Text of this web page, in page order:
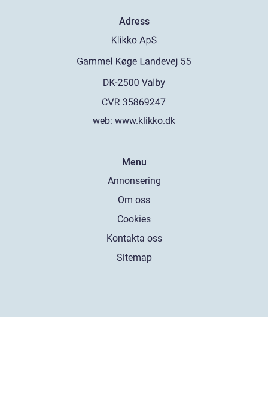
Adress
web: www.klikko.dk
Menu
Annonsering
Om oss
Cookies
Kontakta oss
Sitemap